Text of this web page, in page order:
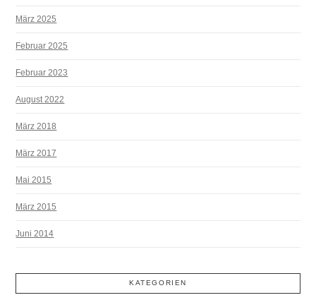
März 2025
Februar 2025
Februar 2023
August 2022
März 2018
März 2017
Mai 2015
März 2015
Juni 2014
KATEGORIEN